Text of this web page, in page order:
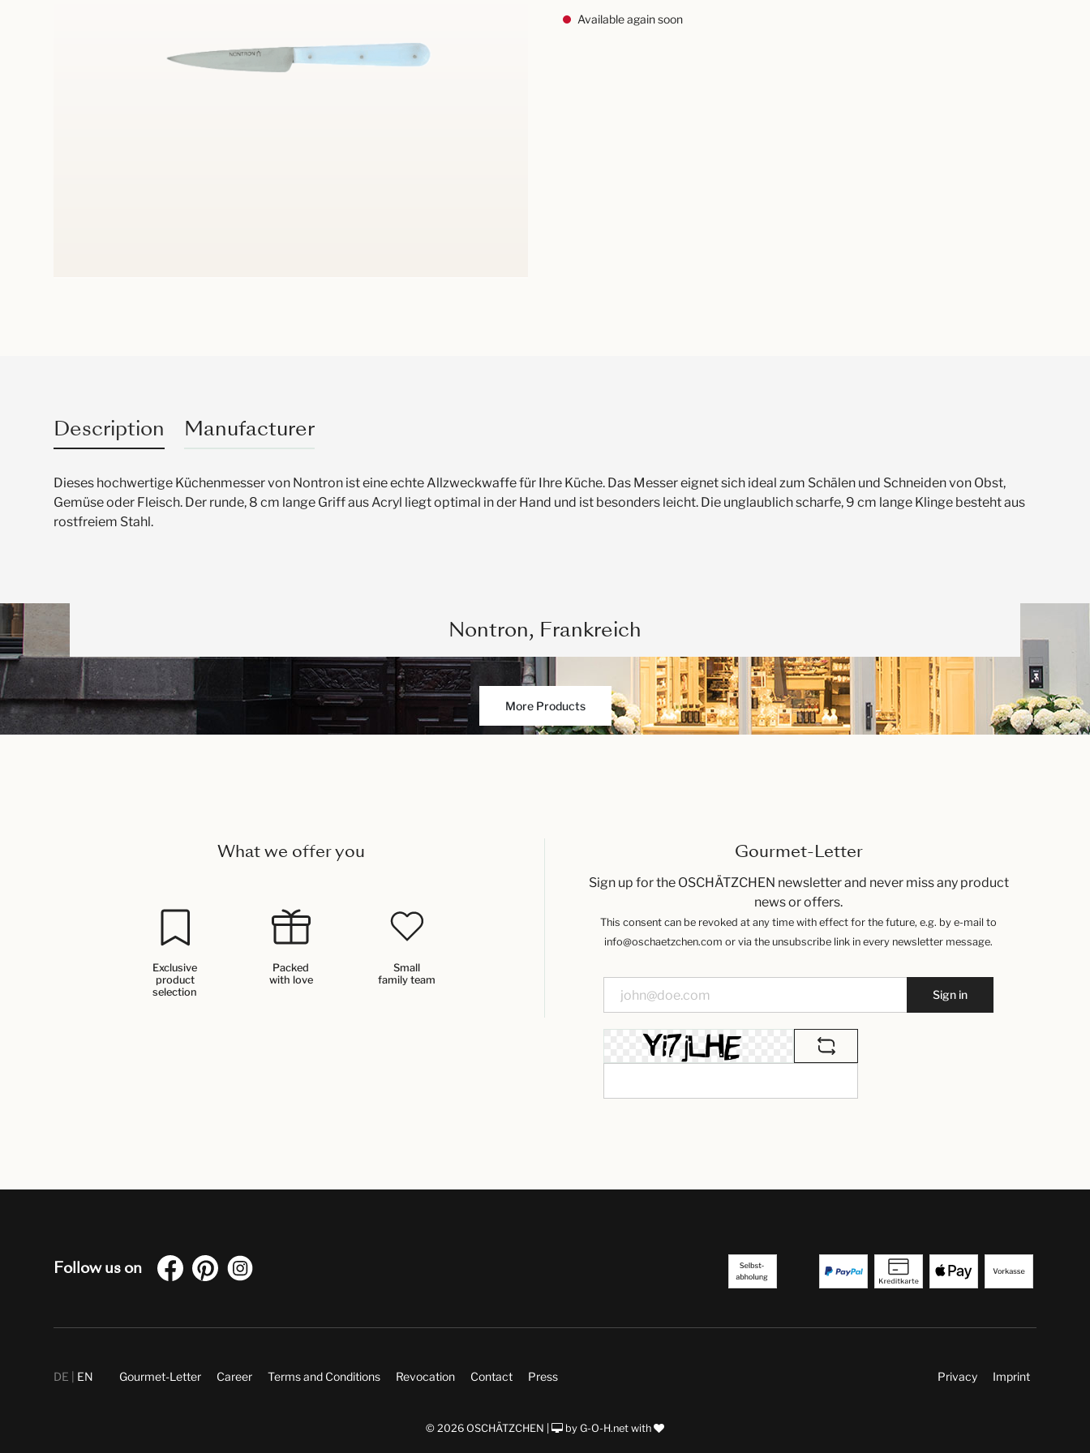
Available again soon
Description Manufacturer
Dieses hochwertige Küchenmesser von Nontron ist eine echte Allzweckwaffe für Ihre Küche. Das Messer eignet sich ideal zum Schälen und Schneiden von Obst,
Gemüse oder Fleisch. Der runde, 8 cm lange Griff aus Acryl liegt optimal in der Hand und ist besonders leicht. Die unglaublich scharfe, 9 cm lange Klinge besteht aus
rostfreiem Stahl.
Nontron, Frankreich
More Products
What we offer you
Exclusive
product
selection
Packed
with love
Small
family team
Gourmet-Letter
Sign up for the OSCHÄTZCHEN newsletter and never miss any product
news or offers.
This consent can be revoked at any time with effect for the future, e.g. by e-mail to
info@oschaetzchen.com or via the unsubscribe link in every newsletter message.
Sign in
Follow us on
DE EN Gourmet-Letter Career Terms and Conditions Revocation Contact Press Privacy Imprint
© 2026 OSCHÄTZCHEN | by G-O-H.net with